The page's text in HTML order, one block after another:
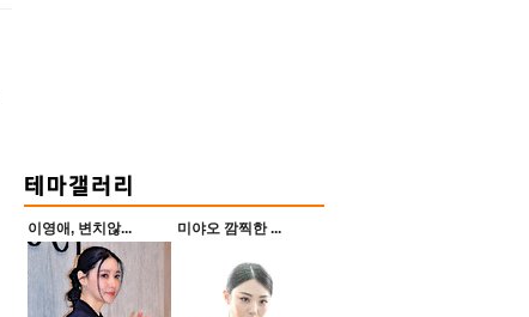
이영애, 변치않... 미야오 깜찍한 ...